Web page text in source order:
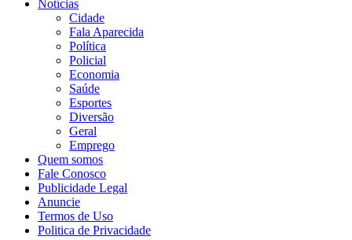
Notícias
Cidade
Fala Aparecida
Política
Policial
Economia
Saúde
Esportes
Diversão
Geral
Emprego
Quem somos
Fale Conosco
Publicidade Legal
Anuncie
Termos de Uso
Politica de Privacidade